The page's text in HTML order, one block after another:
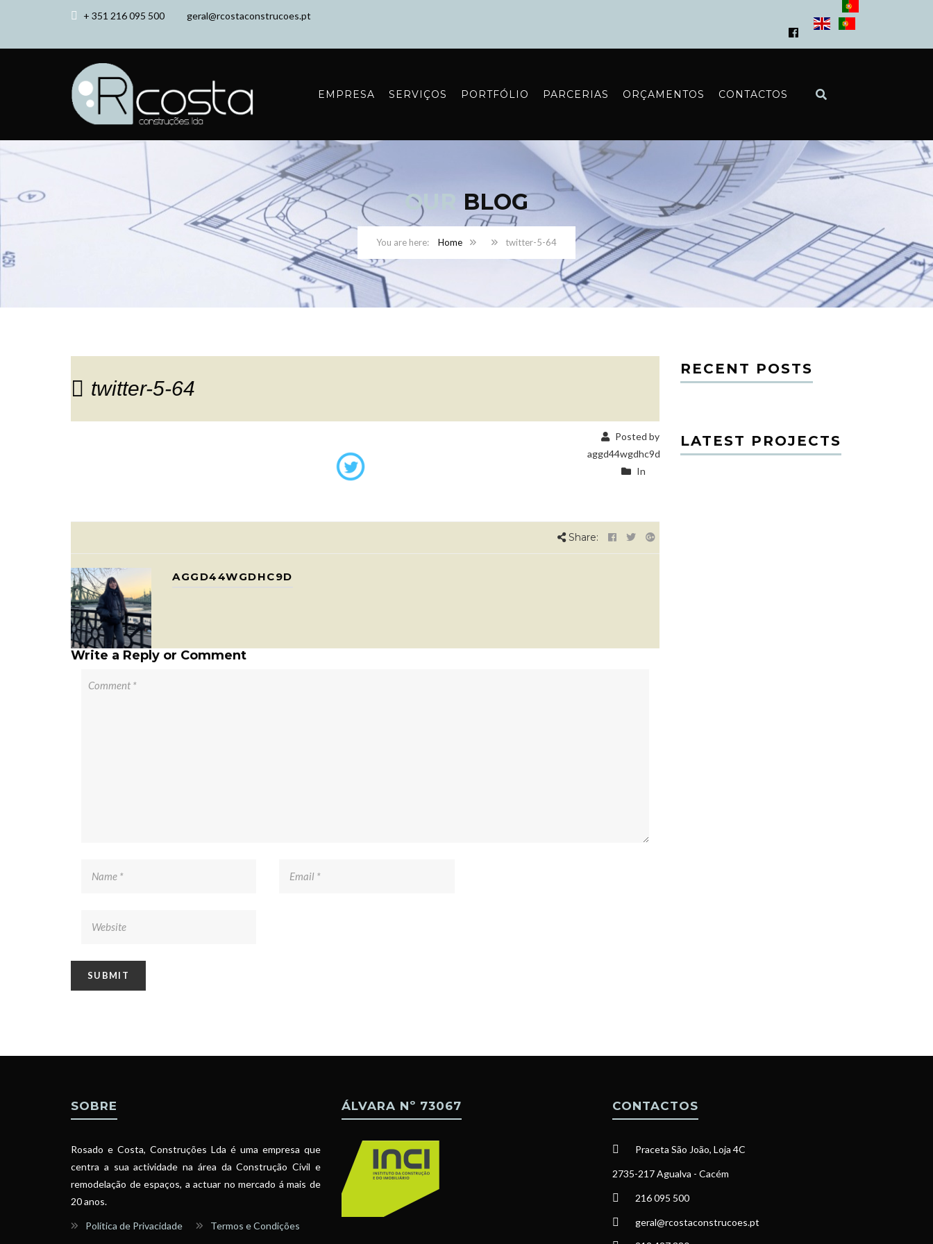
+ 351 216 095 500 geral@rcostaconstrucoes.pt
EMPRESA SERVIÇOS PORTFÓLIO PARCERIAS ORÇAMENTOS CONTACTOS
OUR BLOG
Home twitter-5-64
twitter-5-64
Posted by
aggd44wgdhc9d
In
Share:
AGGD44WGDHC9D
Write a Reply or Comment
RECENT POSTS
LATEST PROJECTS
SOBRE
Rosado e Costa, Construções Lda é uma empresa que
centra a sua actividade na área da Construção Civil e
remodelação de espaços, a actuar no mercado á mais de
20 anos.
Política de Privacidade Termos e Condições
ÁLVARA Nº 73067 CONTACTOS
Praceta São João, Loja 4C
2735-217 Agualva - Cacém
216 095 500
geral@rcostaconstrucoes.pt